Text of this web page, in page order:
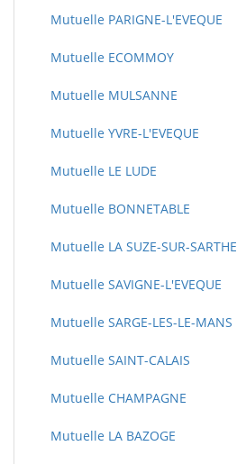
Mutuelle PARIGNE-L'EVEQUE
Mutuelle ECOMMOY
Mutuelle MULSANNE
Mutuelle YVRE-L'EVEQUE
Mutuelle LE LUDE
Mutuelle BONNETABLE
Mutuelle LA SUZE-SUR-SARTHE
Mutuelle SAVIGNE-L'EVEQUE
Mutuelle SARGE-LES-LE-MANS
Mutuelle SAINT-CALAIS
Mutuelle CHAMPAGNE
Mutuelle LA BAZOGE